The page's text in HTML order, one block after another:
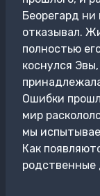
Беорегард ни
отказывал.
полностью
коснулся
Ошибки
мир
мы
Как
родственные